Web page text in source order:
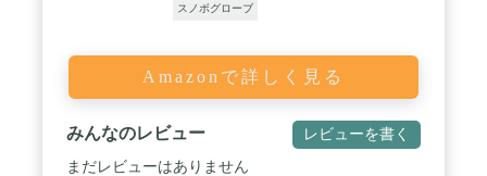
スノボグローブ
Amazonで詳しく見る
みんなのレビュー レビューを書く
まだレビューはありません